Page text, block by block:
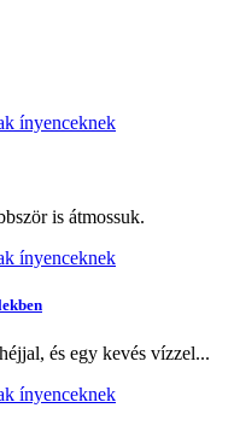
is átmossuk.
és egy kevés vízzel...